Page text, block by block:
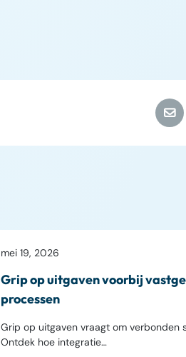
mei 19, 2026
Grip op uitgaven voorbij
processen
Grip op uitgaven vraagt om verbonden
Ontdek hoe integratie…